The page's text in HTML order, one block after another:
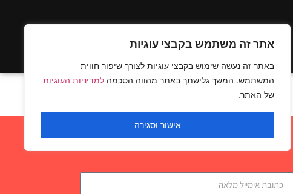
אתר זה משתמש בקבצי עוגיות
באתר זה נעשה שימוש בקבצי עוגיות לצורך שיפור חווית
המשתמש. המשך גלישתך באתר מהווה הסכמה למדיניות העוגיות
של האתר.
אישור וסגירה